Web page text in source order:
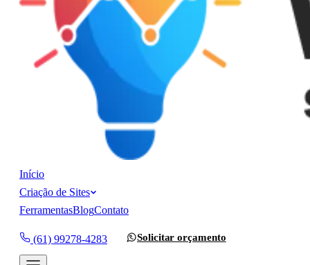
Início
Criação de Sites
FerramentasBlogContato
(61) 99278-4283 Solicitar orçamento